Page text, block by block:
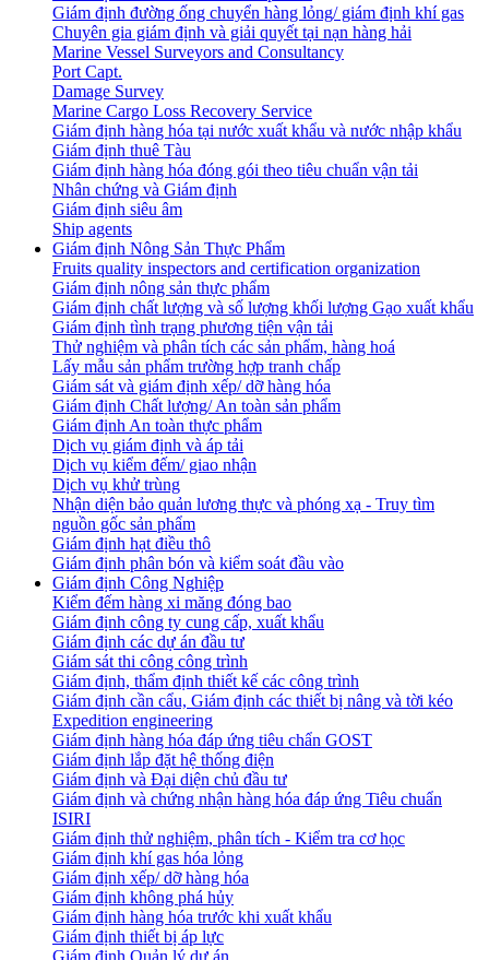
Giám định đường ống chuyển hàng lỏng/ giám định khí gas
Chuyên gia giám định và giải quyết tại nạn hàng hải
Marine Vessel Surveyors and Consultancy
Port Capt.
Damage Survey
Marine Cargo Loss Recovery Service
Giám định hàng hóa tại nước xuất khẩu và nước nhập khẩu
Giám định thuê Tàu
Giám định hàng hóa đóng gói theo tiêu chuẩn vận tải
Nhân chứng và Giám định
Giám định siêu âm
Ship agents
Giám định Nông Sản Thực Phẩm
Fruits quality inspectors and certification organization
Giám định nông sản thực phẩm
Giám định chất lượng và số lượng khối lượng Gạo xuất khẩu
Giám định tình trạng phương tiện vận tải
Thử nghiệm và phân tích các sản phẩm, hàng hoá
Lấy mẫu sản phẩm trường hợp tranh chấp
Giám sát và giám định xếp/ dỡ hàng hóa
Giám định Chất lượng/ An toàn sản phẩm
Giám định An toàn thực phẩm
Dịch vụ giám định và áp tải
Dịch vụ kiểm đếm/ giao nhận
Dịch vụ khử trùng
Nhận diện bảo quản lương thực và phóng xạ - Truy tìm
nguồn gốc sản phẩm
Giám định hạt điều thô
Giám định phân bón và kiểm soát đầu vào
Giám định Công Nghiệp
Kiểm đếm hàng xi măng đóng bao
Giám định công ty cung cấp, xuất khẩu
Giám định các dự án đầu tư
Giám sát thi công công trình
Giám định, thẩm định thiết kế các công trình
Giám định cần cẩu, Giám định các thiết bị nâng và tời kéo
Expedition engineering
Giám định hàng hóa đáp ứng tiêu chẩn GOST
Giám định lắp đặt hệ thống điện
Giám định và Đại diện chủ đầu tư
Giám định và chứng nhận hàng hóa đáp ứng Tiêu chuẩn
ISIRI
Giám định thử nghiệm, phân tích - Kiểm tra cơ học
Giám định khí gas hóa lỏng
Giám định xếp/ dỡ hàng hóa
Giám định không phá hủy
Giám định hàng hóa trước khi xuất khẩu
Giám định thiết bị áp lực